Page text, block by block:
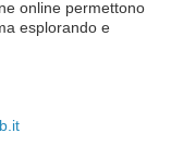
online permettono
esplorando e